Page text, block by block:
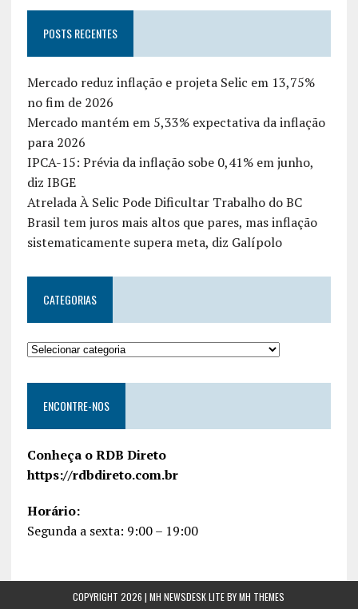
POSTS RECENTES
Mercado reduz inflação e projeta Selic em 13,75%
no fim de 2026
Mercado mantém em 5,33% expectativa da inflação
para 2026
IPCA-15: Prévia da inflação sobe 0,41% em junho,
diz IBGE
Atrelada À Selic Pode Dificultar Trabalho do BC
Brasil tem juros mais altos que pares, mas inflação
sistematicamente supera meta, diz Galípolo
CATEGORIAS
ENCONTRE-NOS
Conheça o RDB Direto
https://rdbdireto.com.br
Horário:
Segunda a sexta: 9:00 – 19:00
COPYRIGHT 2026 | MH NEWSDESK LITE BYMH THEMES